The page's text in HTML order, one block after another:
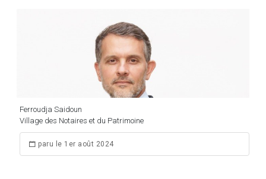
Ferroudja Saidoun
Village des Notaires et du Patrimoine
paru le 1er août 2024